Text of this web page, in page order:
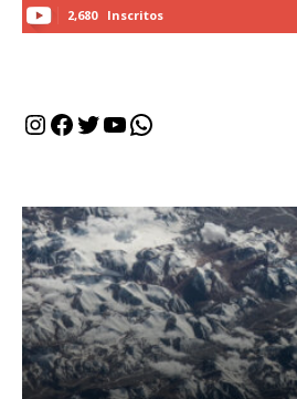
2,680 Inscritos
Instagram
Facebook
Twitter
Youtube
WhatsApp